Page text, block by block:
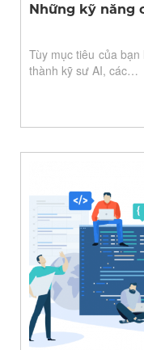
Những kỹ năng
Tùy mục tiêu của
thành kỹ sư AI, các…